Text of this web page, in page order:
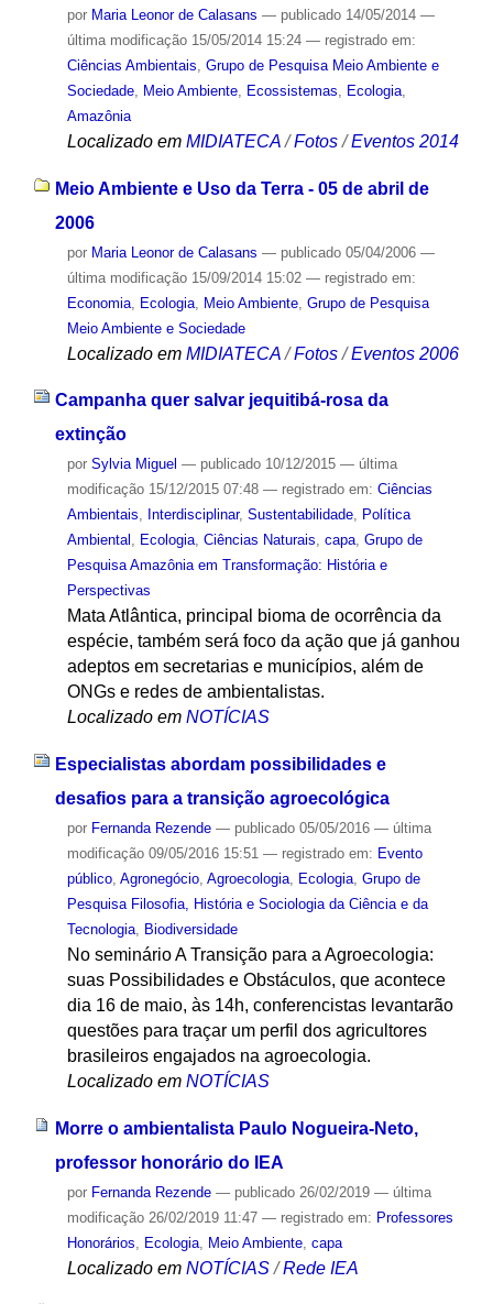
por Maria Leonor de Calasans — publicado14/05/2014 —
última modificação15/05/2014 15:24 — registrado em:
Ciências Ambientais Grupo de Pesquisa Meio Ambiente e
Sociedade, Meio Ambiente, Ecossistemas Ecologia,
Amazônia
Localizado em MIDIATECA /Fotos /Eventos 2014
Meio Ambiente e Uso da Terra - 05 de abril de
2006
por Maria Leonor de Calasans — publicado05/04/2006 —
última modificação15/09/2014 15:02 — registrado em:
Economia, Ecologia, Meio Ambiente, Grupo de Pesquisa
Meio Ambiente e Sociedade
Localizado em MIDIATECA /Fotos /Eventos 2006
Campanha quer salvar jequitibá-rosa da
extinção
por Sylvia Miguel — publicado10/12/2015 — última
modificação15/12/2015 07:48 — registrado em: Ciências
Ambientais, Interdisciplinar, Sustentabilidade, Política
Ambiental , Ecologia, Ciências Naturais, capa, Grupo de
Pesquisa Amazônia em Transformação: História e
Perspectivas
Mata Atlântica, principal bioma de ocorrência da
espécie, também será foco da ação que já ganhou
adeptos em secretarias e municípios, além de
ONGs e redes de ambientalistas.
Localizado em NOTÍCIAS
Especialistas abordam possibilidades e
desafios para a transição agroecológica
por Fernanda Rezende — publicado05/05/2016 — última
modificação09/05/2016 15:51 — registrado em: Evento
público, Agronegócio, Agroecologia, Ecologia, Grupo de
Pesquisa Filosofia, História e Sociologia da Ciência e da
Tecnologia, Biodiversidade
No seminário A Transição para a Agroecologia:
suas Possibilidades e Obstáculos, que acontece
dia 16 de maio, às 14h, conferencistas levantarão
questões para traçar um perfil dos agricultores
brasileiros engajados na agroecologia.
Localizado em NOTÍCIAS
Morre o ambientalista Paulo Nogueira-Neto,
professor honorário do IEA
por Fernanda Rezende — publicado26/02/2019 — última
modificação26/02/2019 11:47 — registrado em: Professores
Honorários
Ecologia, Meio Ambiente, capa
Localizado em NOTÍCIAS /Rede IEA